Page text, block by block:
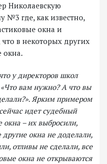
Николаевскую
№3 где, как известно,
окна и
в некоторых других
окна.
у директоров школ
вам нужно? А что вы
Ярким примером
идет судебный
окна – их выбросили,
другие окна не доделали,
отливы не сделали, все
окна не открываются